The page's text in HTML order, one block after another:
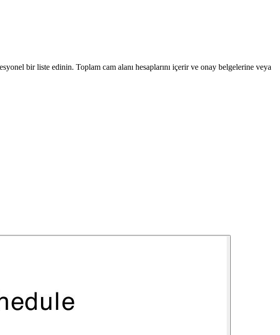
bir liste edinin. Toplam cam alanı hesaplarını içerir ve onay belgelerine veya